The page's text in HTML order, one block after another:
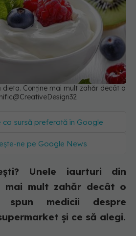
Conține mai mult zahăr decât o
ca sursă preferată în Google
ne pe Google News
Unele iaurturi din
mai mult zahăr decât o
spun medicii despre
și ce să alegi.